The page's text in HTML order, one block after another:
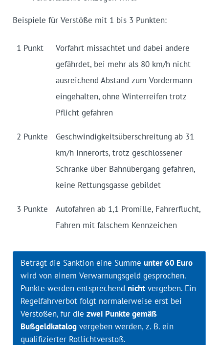
Beispiele für Verstöße mit 1 bis 3 Punkten:
1 Punkt
Vorfahrt missachtet und dabei andere
gefährdet, bei mehr als 80 km/h nicht
ausreichend Abstand zum Vordermann
eingehalten, ohne Winterreifen trotz
Pflicht gefahren
2 Punkte
Geschwindigkeits­überschreitung ab 31
km/h innerorts, trotz geschlossener
Schranke über Bahnübergang gefahren,
keine Rettungsgasse gebildet
3 Punkte
Autofahren ab 1,1 Promille, Fahrerflucht,
Fahren mit falschem Kennzeichen
Beträgt die Sanktion eine Summe unter 60 Euro
wird von einem Verwarnungsgeld gesprochen.
Punkte werden entsprechend nichtvergeben. Ein
Regelfahrverbot folgt normalerweise erst bei
Verstößen, für die zwei Punkte gemäß
Bußgeldkatalogvergeben werden, z. B. ein
qualifizierter Rotlichtverstoß.